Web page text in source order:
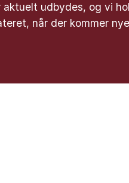
aktuelt udbydes, og vi
når der kommer